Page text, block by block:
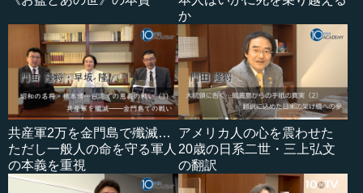
か
共産軍2万を金門島で殲滅…
ただし一般人の命を守る軍人
の本義を重視
アメリカ人の心を震わせた
20歳の日系二世・三上弘文
の翻訳